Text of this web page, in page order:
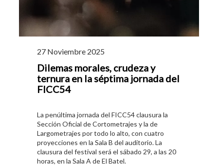
27 Noviembre 2025
Dilemas morales, crudeza y
ternura en la séptima jornada del
FICC54
La penúltima jornada del FICC54 clausura la
Sección Oficial de Cortometrajes y la de
Largometrajes por todo lo alto, con cuatro
proyecciones en la Sala B del auditorio. La
clausura del festival será el sábado 29, a las 20
horas, en la Sala A de El Batel.